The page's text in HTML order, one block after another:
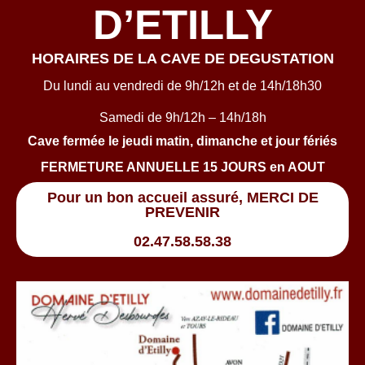
D’ETILLY
HORAIRES DE LA CAVE DE DEGUSTATION
Du lundi au vendredi de 9h/12h et de 14h/18h30
Samedi de 9h/12h – 14h/18h
Cave fermée le jeudi matin, dimanche et jour fériés
FERMETURE ANNUELLE 15 JOURS en AOUT
Pour un bon accueil assuré, MERCI DE
PREVENIR
02.47.58.58.38